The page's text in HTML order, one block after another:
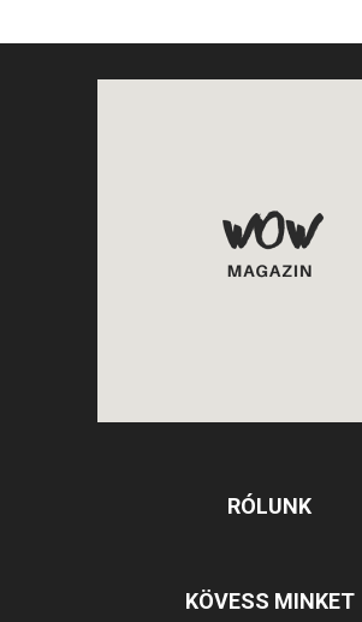
RÓLUNK
KÖVESS MINKET